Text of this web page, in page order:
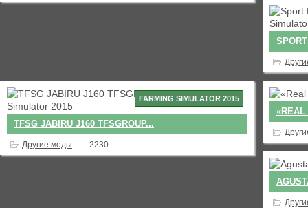
FARMING SIMULATOR 2015
TFSG JABIRU J160 TFSGROUP...
Другие моды 2230
«REAL